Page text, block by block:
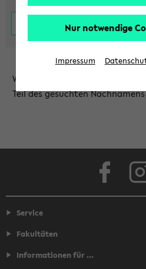
Wählen Sie die Einrichtung aus
Teil des gesuchten
Service
Fakultäten
Informationen für ...
Nur notwendige
Impressum